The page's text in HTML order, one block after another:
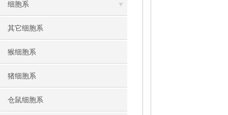
细胞系
其它细胞系
猴细胞系
猪细胞系
仓鼠细胞系